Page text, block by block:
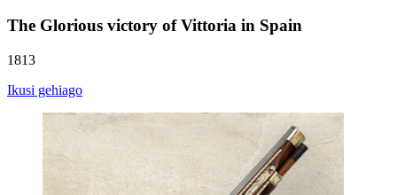
The Glorious victory of Vittoria in Spain
1813
Ikusi gehiago